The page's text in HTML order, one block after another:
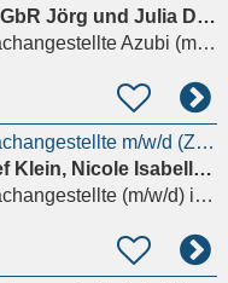
Zahnarztpraxis Dati GbR Jörg und Julia Dati
Zahnmedizinische Fachangestellte Azubi (m/w/d)
Zahnmedizinische Fachangestellte m/w/d (ZFA) gesucht - Vollzeit oder Teilzeit
Zahnarztpraxis Josef Klein, Nicole Isabelle Schmidt-Beyer
(m/w/d)in Dornburg, Langendernbach